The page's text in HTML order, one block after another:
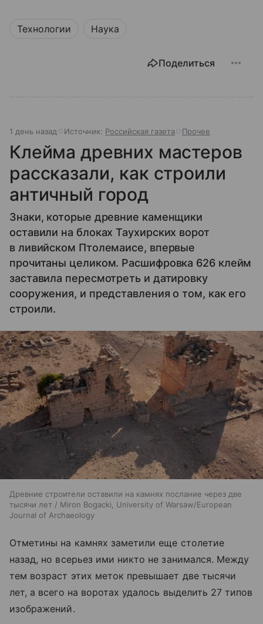
Технологии Наука
Поделиться
1 день назад Источник: Российская газета Прочее
Клейма древних мастеров
рассказали, как строили
античный город
Знаки, которые древние каменщики
оставили на блоках Таухирских ворот
в ливийском Птолемаисе, впервые
прочитаны целиком. Расшифровка 626 клейм
заставила пересмотреть и датировку
сооружения, и представления о том, как его
строили.
Древние строители оставили на камнях послание через две
тысячи лет / Miron Bogacki, University of Warsaw/European
Journal of Archaeology
Отметины на камнях заметили еще столетие
назад, но всерьез ими никто не занимался. Между
тем возраст этих меток превышает две тысячи
лет, а всего на воротах удалось выделить 27 типов
изображений.